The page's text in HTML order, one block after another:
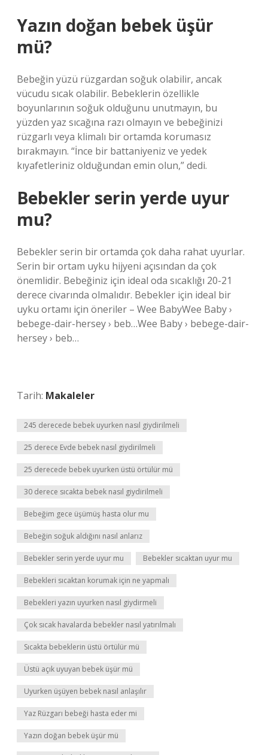
Yazın doğan bebek üşür
mü?
Bebeğin yüzü rüzgardan soğuk olabilir, ancak
vücudu sıcak olabilir. Bebeklerin özellikle
boyunlarının soğuk olduğunu unutmayın, bu
yüzden yaz sıcağına razı olmayın ve bebeğinizi
rüzgarlı veya klimalı bir ortamda korumasız
bırakmayın. “İnce bir battaniyeniz ve yedek
kıyafetleriniz olduğundan emin olun,” dedi.
Bebekler serin yerde uyur
mu?
Bebekler serin bir ortamda çok daha rahat uyurlar.
Serin bir ortam uyku hijyeni açısından da çok
önemlidir. Bebeğiniz için ideal oda sıcaklığı 20-21
derece civarında olmalıdır. Bebekler için ideal bir
uyku ortamı için öneriler – Wee BabyWee Baby ›
bebege-dair-hersey › beb…Wee Baby › bebege-dair-
hersey › beb…
Tarih: Makaleler
245 derecede bebek uyurken nasıl giydirilmeli
25 derece Evde bebek nasıl giydirilmeli
25 derecede bebek uyurken üstü örtülür mü
30 derece sıcakta bebek nasıl giydirilmeli
Bebeğim gece üşümüş hasta olur mu
Bebeğin soğuk aldığını nasıl anlarız
Bebekler serin yerde uyur mu Bebekler sıcaktan uyur mu
Bebekleri sıcaktan korumak için ne yapmalı
Bebekleri yazın uyurken nasıl giydirmeli
Çok sıcak havalarda bebekler nasıl yatırılmalı
Sıcakta bebeklerin üstü örtülür mü
Üstü açık uyuyan bebek üşür mü
Uyurken üşüyen bebek nasıl anlaşılır
Yaz Rüzgarı bebeği hasta eder mi
Yazın doğan bebek üşür mü